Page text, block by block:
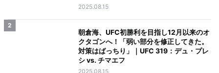
2025.08.15
2
朝倉海、UFC初勝利を目指し12月以来のオ
クタゴンへ！「弱い部分を修正してきた。
対策はばっちり」｜UFC 319：デュ・プレ
シ vs. チマエフ
2025.08.15